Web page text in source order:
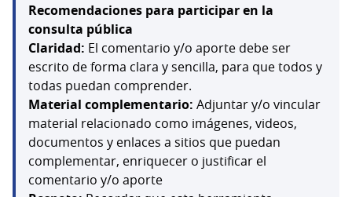
Recomendaciones para participar en la
consulta pública
Claridad: El comentario y/o aporte debe ser
escrito de forma clara y sencilla, para que todos y
todas puedan comprender.
Material complementario: Adjuntar y/o vincular
material relacionado como imágenes, videos,
documentos y enlaces a sitios que puedan
complementar, enriquecer o justificar el
comentario y/o aporte